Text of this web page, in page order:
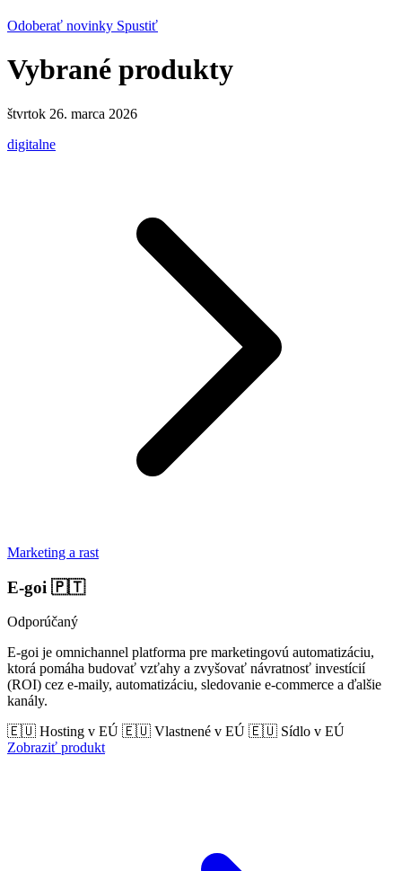
Odoberať novinky Spustiť
Vybrané produkty
štvrtok 26. marca 2026
digitalne
Marketing a rast
E-goi 🇵🇹
Odporúčaný
E-goi je omnichannel platforma pre marketingovú automatizáciu,
ktorá pomáha budovať vzťahy a zvyšovať návratnosť investícií
(ROI) cez e-maily, automatizáciu, sledovanie e-commerce a ďalšie
kanály.
🇪🇺 Hosting v EÚ 🇪🇺 Vlastnené v EÚ 🇪🇺 Sídlo v EÚ
Zobraziť produkt